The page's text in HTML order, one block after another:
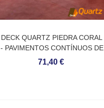
DECK QUARTZ PIEDRA CORAL
- PAVIMENTOS CONTÍNUOS DE
QUARTZO
71,40 €